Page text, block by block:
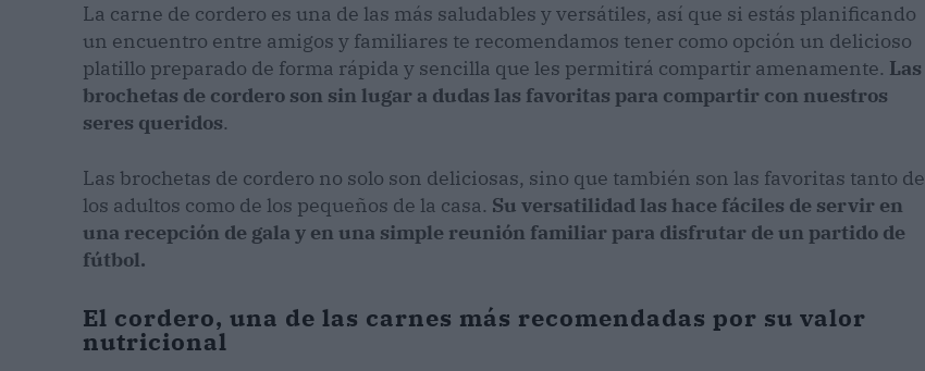
La carne de cordero es una de las más saludables y versátiles, así que si estás planificando
un encuentro entre amigos y familiares te recomendamos tener como opción un delicioso
platillo preparado de forma rápida y sencilla que les permitirá compartir amenamente. Las
brochetas de cordero son sin lugar a dudas las favoritas para compartir con nuestros
seres queridos.
Las brochetas de cordero no solo son deliciosas, sino que también son las favoritas tanto de
los adultos como de los pequeños de la casa. Su versatilidad las hace fáciles de servir en
una recepción de gala y en una simple reunión familiar para disfrutar de un partido de
fútbol.
El cordero, una de las carnes más recomendadas por su valor
nutricional